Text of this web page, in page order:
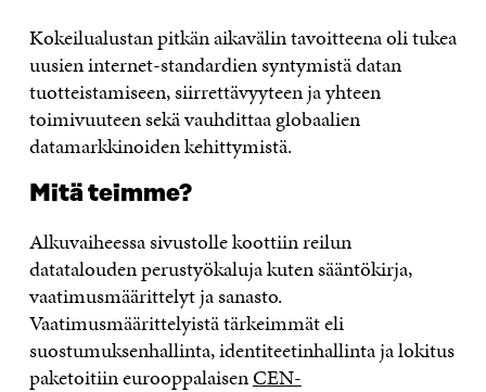
Kokeilualustan pitkän aikavälin tavoitteena oli tukea
uusien internet-standardien syntymistä datan
tuotteistamiseen, siirrettävyyteen ja yhteen
toimivuuteen sekä vauhdittaa globaalien
datamarkkinoiden kehittymistä.
Mitä teimme?
Alkuvaiheessa sivustolle koottiin reilun
datatalouden perustyökaluja kuten sääntökirja,
vaatimusmäärittelyt ja sanasto.
Vaatimusmäärittelyistä tärkeimmät eli
suostumuksenhallinta, identiteetinhallinta ja lokitus
paketoitiin eurooppalaisenCEN-